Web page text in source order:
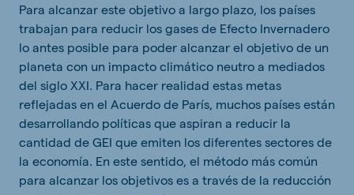
Para alcanzar este objetivo a largo plazo, los países
trabajan para reducir los gases de Efecto Invernadero
lo antes posible para poder alcanzar el objetivo de un
planeta con un impacto climático neutro a mediados
del siglo XXI. Para hacer realidad estas metas
reflejadas en el Acuerdo de París, muchos países están
desarrollando políticas que aspiran a reducir la
cantidad de GEI que emiten los diferentes sectores de
la economía. En este sentido, el método más común
para alcanzar los objetivos es a través de la reducción